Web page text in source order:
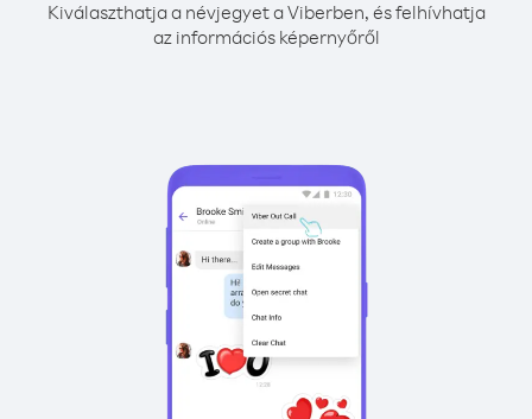
Kiválaszthatja a névjegyet a Viberben, és felhívhatja
az információs képernyőről